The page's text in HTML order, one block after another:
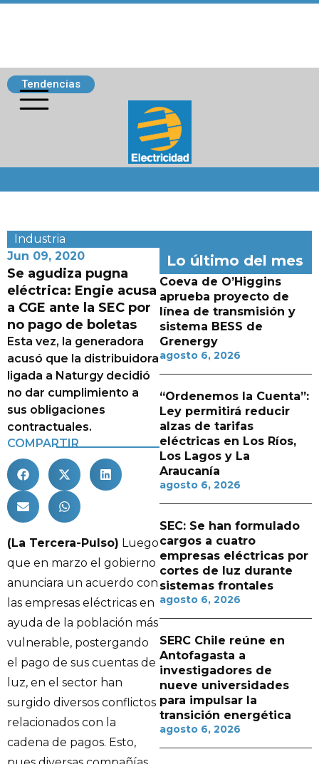
Tendencias
Industria
Jun 09, 2020
Se agudiza pugna
eléctrica: Engie acusa
a CGE ante la SEC por
no pago de boletas
Esta vez, la generadora
acusó que la distribuidora
ligada a Naturgy decidió
no dar cumplimiento a
sus obligaciones
contractuales.
COMPARTIR
(La Tercera-Pulso) Luego
que en marzo el gobierno
anunciara un acuerdo con
las empresas eléctricas en
ayuda de la población más
vulnerable, postergando
el pago de sus cuentas de
luz, en el sector han
surgido diversos conflictos
relacionados con la
cadena de pagos. Esto,
Lo último del mes
Coeva de O’Higgins
aprueba proyecto de
línea de transmisión y
sistema BESS de
Grenergy
agosto 6, 2026
“Ordenemos la Cuenta”:
Ley permitirá reducir
alzas de tarifas
eléctricas en Los Ríos,
Los Lagos y La
Araucanía
agosto 6, 2026
SEC: Se han formulado
cargos a cuatro
empresas eléctricas por
cortes de luz durante
sistemas frontales
agosto 6, 2026
SERC Chile reúne en
Antofagasta a
investigadores de
nueve universidades
para impulsar la
transición energética
agosto 6, 2026